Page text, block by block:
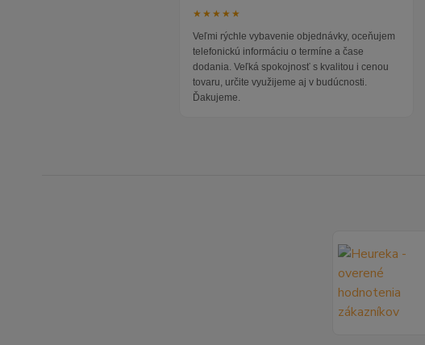
★★★★★
Veľmi rýchle vybavenie objednávky, oceňujem
telefonickú informáciu o termíne a čase
dodania. Veľká spokojnosť s kvalitou i cenou
tovaru, určite využijeme aj v budúcnosti.
Ďakujeme.